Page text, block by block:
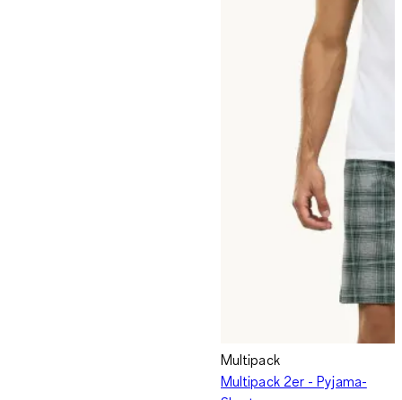
Multipack
Multipack 2er - Pyjama-